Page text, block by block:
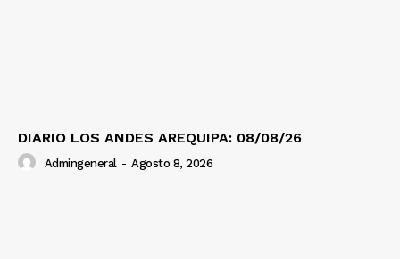
DIARIO LOS ANDES AREQUIPA: 08/08/26
Admingeneral - Agosto 8, 2026